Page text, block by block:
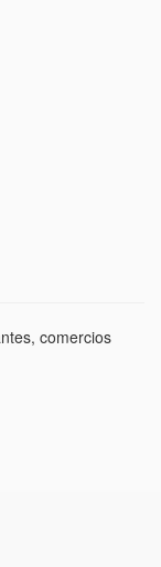
comercios